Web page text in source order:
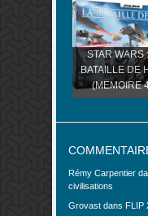
STAR WARS
BATAILLE DE
(MEMOIRE
Rémy Carpentier
civilisations
Grovast dans FLIP